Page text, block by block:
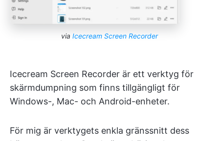
via Icecream Screen Recorder
Icecream Screen Recorder är ett verktyg för
skärmdumpning som finns tillgängligt för
Windows-, Mac- och Android-enheter.
För mig är verktygets enkla gränssnitt dess